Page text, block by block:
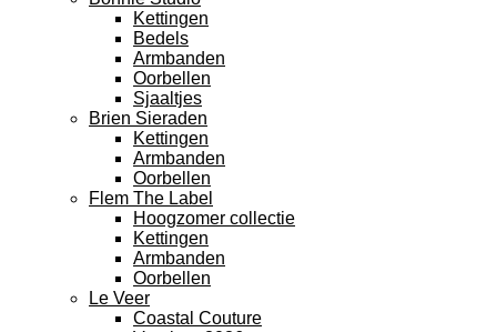
Kettingen
Bedels
Armbanden
Oorbellen
Sjaaltjes
Brien Sieraden
Kettingen
Armbanden
Oorbellen
Flem The Label
Hoogzomer collectie
Kettingen
Armbanden
Oorbellen
Le Veer
Coastal Couture